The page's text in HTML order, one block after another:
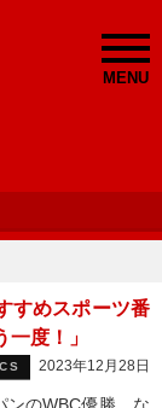
MENU
すめスポーツ番
度！」
2023年12月28日